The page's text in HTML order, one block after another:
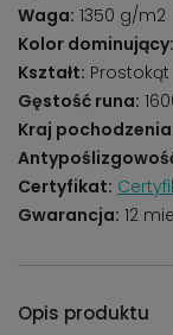
Waga: 1350 g/m2
Kolor dominujący:
Kształt: Prostokąt
Gęstość runa:
Kraj
Certyfikat:
Gwarancja: 12
Opis produktu